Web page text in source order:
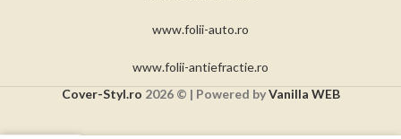
www.folii-auto.ro
www.folii-antiefractie.ro
Cover-Styl.ro 2026 © | Powered byVanilla WEB